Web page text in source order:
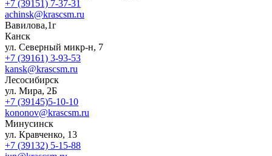
+7 (39151) 7-37-31
achinsk@krascsm.ru
Вавилова,1г
Канск
ул. Северный микр-н, 7
+7 (39161) 3-93-53
kansk@krascsm.ru
Лесосибирск
ул. Мира, 2Б
+7 (39145)5-10-10
kononov@krascsm.ru
Минусинск
ул. Кравченко, 13
+7 (39132) 5-15-88